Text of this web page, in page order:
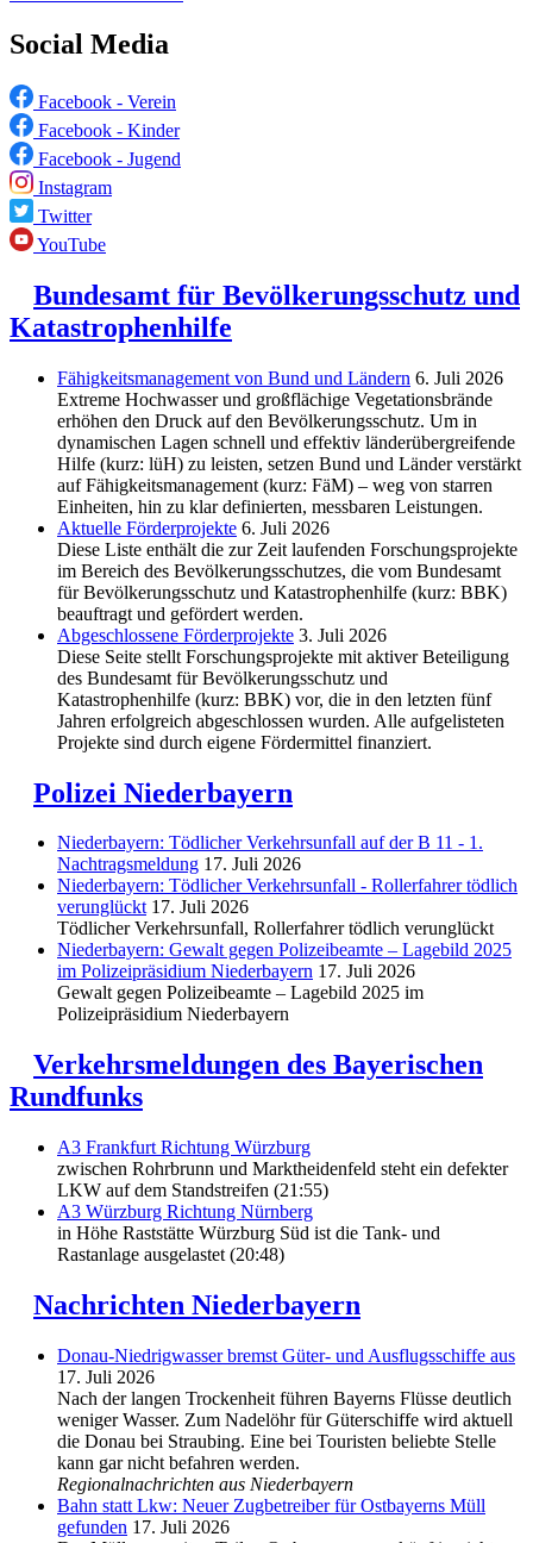
Social Media
Facebook - Verein
Facebook - Kinder
Facebook - Jugend
Instagram
Twitter
YouTube
Bundesamt für Bevölkerungsschutz und
Katastrophenhilfe
Fähigkeitsmanagement von Bund und Ländern 6. Juli 2026
Extreme Hochwasser und großflächige Vegetationsbrände
erhöhen den Druck auf den Bevölkerungsschutz. Um in
dynamischen Lagen schnell und effektiv länderübergreifende
Hilfe (kurz: lüH) zu leisten, setzen Bund und Länder verstärkt
auf Fähigkeitsmanagement (kurz: FäM) – weg von starren
Einheiten, hin zu klar definierten, messbaren Leistungen.
Aktuelle Förderprojekte 6. Juli 2026
Diese Liste enthält die zur Zeit laufenden Forschungsprojekte
im Bereich des Be­völkerungs­schutzes, die vom Bundesamt
für Bevölkerungsschutz und Katastrophenhilfe (kurz: BBK)
beauftragt und gefördert werden.
Abgeschlos­sene Förderprojekte 3. Juli 2026
Diese Seite stellt Forschungsprojekte mit aktiver Beteiligung
des Bundesamt für Bevölkerungsschutz und
Katastrophenhilfe (kurz: BBK) vor, die in den letzten fünf
Jahren erfolgreich abgeschlossen wurden. Alle aufgelisteten
Projekte sind durch eigene Fördermittel finanziert.
Polizei Niederbayern
Niederbayern: Tödlicher Verkehrsunfall auf der B 11 - 1.
Nachtragsmeldung 17. Juli 2026
Niederbayern: Tödlicher Verkehrsunfall - Rollerfahrer tödlich
verunglückt 17. Juli 2026
Tödlicher Verkehrsunfall, Rollerfahrer tödlich verunglückt
Niederbayern: Gewalt gegen Polizeibeamte – Lagebild 2025
im Polizeipräsidium Niederbayern 17. Juli 2026
Gewalt gegen Polizeibeamte – Lagebild 2025 im
Polizeipräsidium Niederbayern
Verkehrsmeldungen des Bayerischen
Rundfunks
A3 Frankfurt Richtung Würzburg
zwischen Rohrbrunn und Marktheidenfeld steht ein defekter
LKW auf dem Standstreifen (21:55)
A3 Würzburg Richtung Nürnberg
in Höhe Raststätte Würzburg Süd ist die Tank- und
Rastanlage ausgelastet (20:48)
Nachrichten Niederbayern
Donau-Niedrigwasser bremst Güter- und Ausflugsschiffe aus
17. Juli 2026
Nach der langen Trockenheit führen Bayerns Flüsse deutlich
weniger Wasser. Zum Nadelöhr für Güterschiffe wird aktuell
die Donau bei Straubing. Eine bei Touristen beliebte Stelle
kann gar nicht befahren werden.
Regionalnachrichten aus Niederbayern
Bahn statt Lkw: Neuer Zugbetreiber für Ostbayerns Müll
gefunden 17. Juli 2026